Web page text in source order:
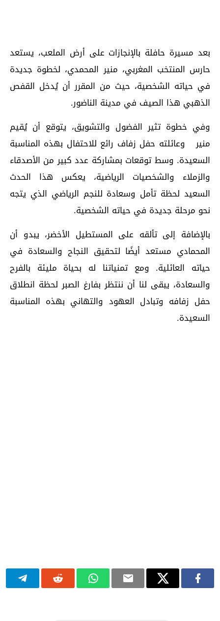
بعد مسيرة حافلة بالإنجازات على أرض الملعب، يستعد
حارس المنتخب المغربي، منير المحمدي، لخطوة جديدة
في حياته الشخصية، حيث من المقرر أن يُدخل القفص
الذهبي هذا الصيف في مدينة الناضور.
وفي خطوة تثير الفضول والتشويق، يتوقع أن يُقيم
منير وعائلته حفل زفاف رائع للاحتفال بهذه المناسبة
السعيدة. وسط توقعات بمشاركة عدد كبير من الأصدقاء
والزملاء والشخصيات الرياضية، يعكس هذا الحدث
السعيد لحظة تأمل وسعادة للنجم الرياضي الذي يتجه
نحو مرحلة جديدة في حياته الشخصية.
بالإضافة إلى تألقه على المستطيل الأخضر، يبدو أن
المحمادي مستعد أيضًا لتحقيق النجاح والسعادة في
حياته العائلية. ومع تمنياتنا له بحياة مليئة بالفرح
والسعادة، يبقى لنا أن ننتظر بفارغ الصبر لحظة انطلاق
حفل زفافه وتبادل العهود والتهاني بهذه المناسبة
السعيدة.